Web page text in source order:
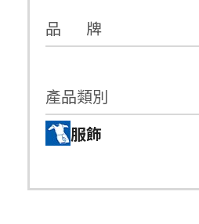
品 牌
產品類別
服飾